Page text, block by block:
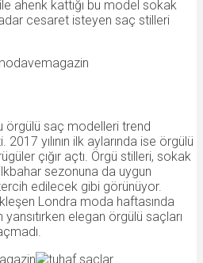
ahenk kattığı bu model sokak
cesaret isteyen saç stilleri
örgülü saç modelleri trend
yılının ilk aylarında ise örgülü
çığır açtı. Örgü stilleri, sokak
sezonuna da uygun
edilecek gibi görünüyor.
Londra moda haftasında
elegan örgülü saçları